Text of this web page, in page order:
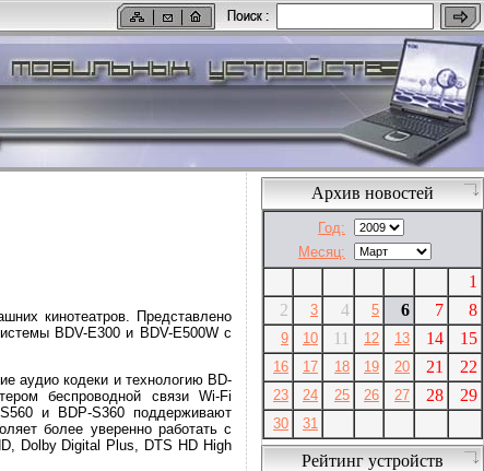
кинотеатров. Представлено
BDV-E300 и BDV-E500W с
аудио кодеки и технологию BD-
беспроводной связи Wi-Fi
и BDP-S360 поддерживают
более уверенно работать с
Dolby Digital Plus, DTS HD High
Архив новостей
Год:
Месяц:
1
2
3 4 5 6 7 8
9 10 11 12 13 14 15
16 17 18 19 20 21 22
23 24 25 26 27 28 29
30 31
Рейтинг устройств